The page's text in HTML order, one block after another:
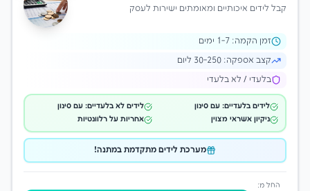
קבל לידים איכותיים ומאומתים ישירות לעסק
זמן הקמה: 1 -7 ימים
קצב אספקה: 30-250 ליום
בלעדי / לא בלעדי
לידים בלעדיים: עם סינון
לידים לא בלעדיים: עם סינון
ניקיון אשראי מצוין
אחריות על רלוונטיות
מערכת לידים מתקדמת במתנה!
החל מ: